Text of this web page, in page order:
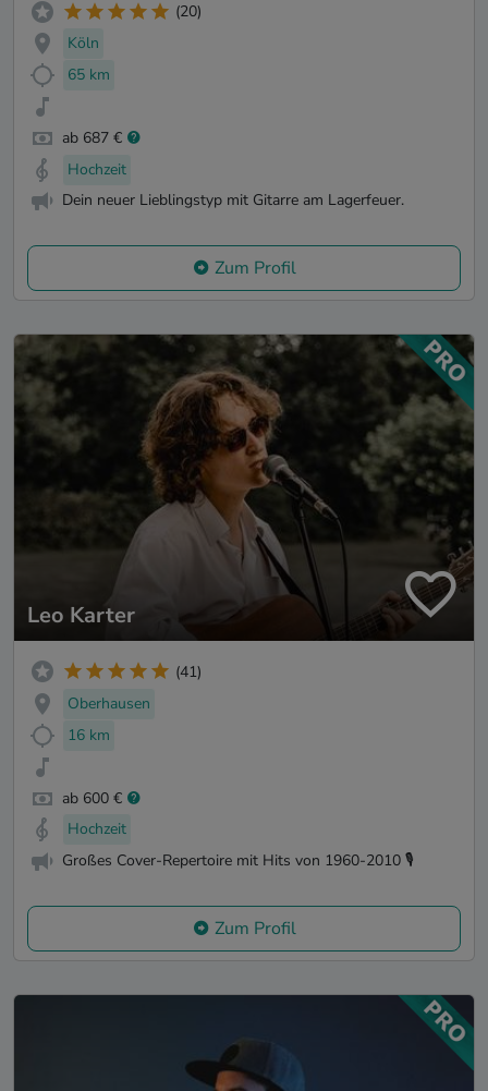
(20)
Köln
65 km
ab 687 €
Hochzeit
Dein neuer Lieblingstyp mit Gitarre am Lagerfeuer.
Zum Profil
Leo Karter
(41)
Oberhausen
16 km
ab 600 €
Hochzeit
Großes Cover-Repertoire mit Hits von 1960-2010 🎙️
Zum Profil